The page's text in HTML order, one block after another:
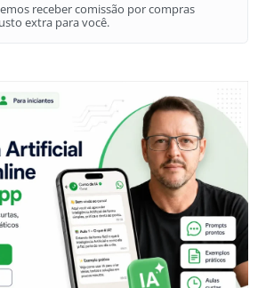
receber comissão por compras
extra para você.